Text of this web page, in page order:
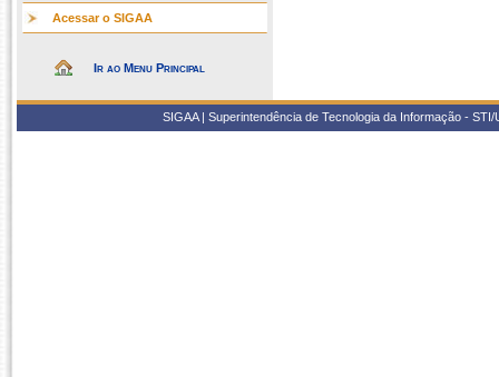
Acessar o SIGAA
Ir ao Menu Principal
SIGAA | Superintendência de Tecnologia da Informação -